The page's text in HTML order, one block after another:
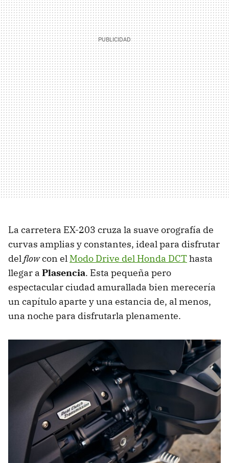
La carretera EX-203 cruza la suave orografía de
curvas amplias y constantes, ideal para disfrutar
delflowcon el Modo Drive del Honda DCThasta
llegar a Plasencia. Esta pequeña pero
espectacular ciudad amurallada bien merecería
un capítulo aparte y una estancia de, al menos,
una noche para disfrutarla plenamente.